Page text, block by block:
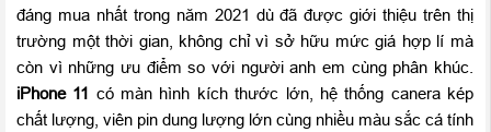
đáng mua nhất trong năm 2021 dù đã được giới thiệu trên thị
trường một thời gian, không chỉ vì sở hữu mức giá hợp lí mà
còn vì những ưu điểm so với người anh em cùng phân khúc.
iPhone 11 có màn hình kích thước lớn, hệ thống canera kép
chất lượng, viên pin dung lượng lớn cùng nhiều màu sắc cá tính